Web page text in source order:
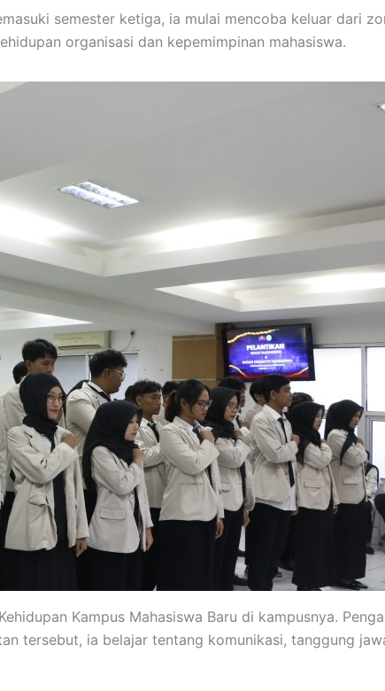
semester ketiga, ia mulai mencoba keluar dari
organisasi dan kepemimpinan mahasiswa.
Kampus Mahasiswa Baru di kampusnya.
tersebut, ia belajar tentang komunikasi, tanggung